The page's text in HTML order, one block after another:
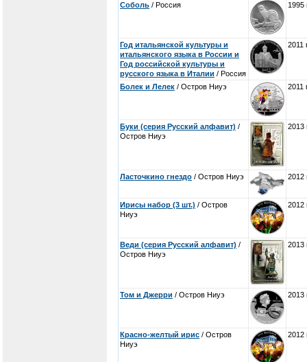
Соболь / Россия 1995
Год итальянской культуры и
итальянского языка в России и
Год российской культуры и
русского языка в Италии / Россия
2011
Болек и Лелек / Остров Ниуэ 2011
Буки (серия Русский алфавит) /
Остров Ниуэ
2013
Ласточкино гнездо / Остров Ниуэ 2012
Ирисы набор (3 шт.) / Остров
Ниуэ
2012
Веди (серия Русский алфавит) /
Остров Ниуэ
2013
Том и Джерри / Остров Ниуэ 2013
Красно-желтый ирис / Остров
Ниуэ
2012